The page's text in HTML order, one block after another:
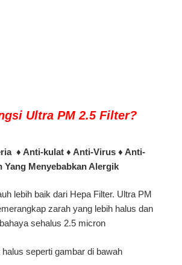
Ultra PM 2.5 Filter?
♦ Anti-kulat ♦ Anti-Virus ♦ Anti-
Yang Menyebabkan Alergik
lebih baik dari Hepa Filter. Ultra PM
zarah yang lebih halus dan
sehalus 2.5 micron
halus seperti gambar di bawah